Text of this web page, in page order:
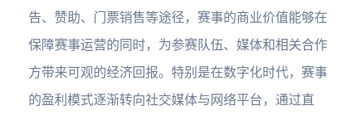
告、赞助、门票销售等途径，赛事的商业价值能够在
保障赛事运营的同时，为参赛队伍、媒体和相关合作
方带来可观的经济回报。特别是在数字化时代，赛事
的盈利模式逐渐转向社交媒体与网络平台，通过直